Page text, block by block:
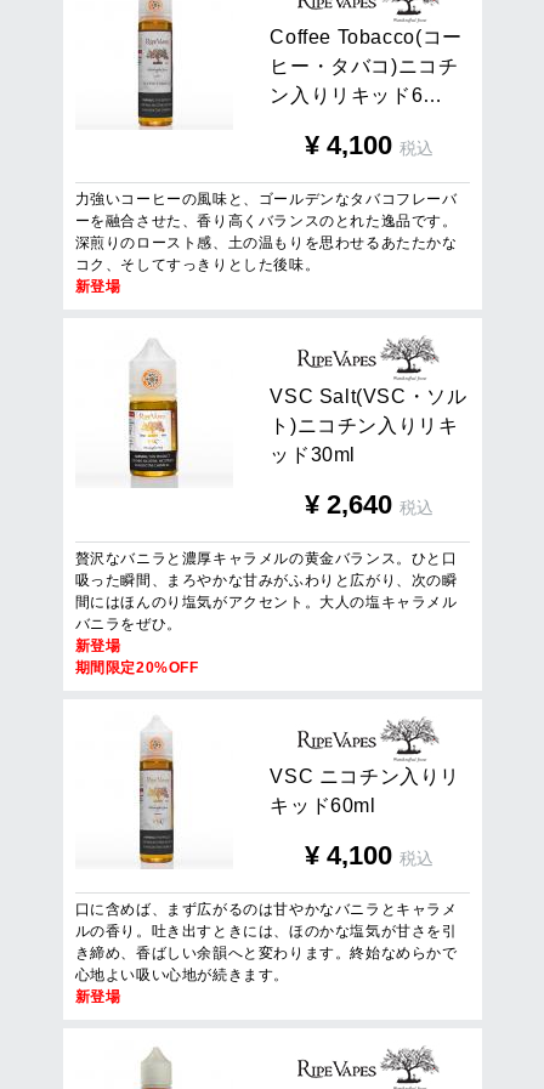
Coffee Tobacco(コ ー
ヒ ー ・ タバコ)ニコ チ
ン 入 り リ キ ッ ド6…
¥ 4,100 税込
力強いコーヒーの風味と、ゴールデンなタバコフレーバ
ーを融合させた、香り高くバランスのとれた逸品です。
深煎りのロースト感、土の温もりを思わせるあたたかな
コク、そしてすっきりとした後味。
新登場
VSC Sa t(VSC ・ ソ ル
ト )ニコ チン 入 り リ キ
ッ ド30m
¥ 2,640 税込
贅沢なバニラと濃厚キャラメルの黄金バランス。ひと口
吸った瞬間、まろやかな甘みがふわりと広がり、次の瞬
間にはほんのり塩気がアクセント。大人の塩キャラメル
バニラをぜひ。
新登場
期間限定20%OFF
VSC ニコチ ン 入 り リ
キ ッ ド60m
¥ 4,100 税込
口に含めば、まず広がるのは甘やかなバニラとキャラメ
ルの香り。吐き出すときには、ほのかな塩気が甘さを引
き締め、香ばしい余韻へと変わります。終始なめらかで
心地よい吸い心地が続きます。
新登場